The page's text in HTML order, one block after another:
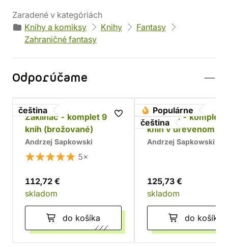
Zaradené v kategóriách
Knihy a komiksy
Knihy
Fantasy
Zahraničné fantasy
Odporúčame
čeština
Zaklínač - komplet 9
knih (brožované)
Andrzej Sapkowski
5×
112,72 €
skladom
do košíka
Populárne
čeština
Zaklínač - komplet
kníh v drevenom
Chrám
Andrzej Sapkowski
125,73 €
skladom
do košíka